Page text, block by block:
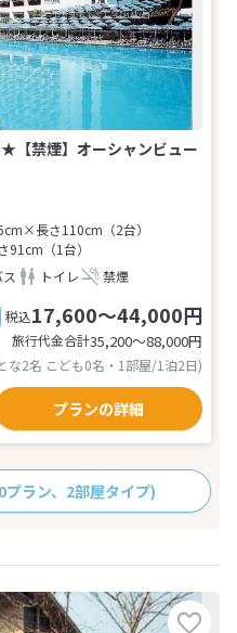
【禁煙】オーシャンビュー
長さ110cm（2台）
91cm（1台）
トイレ 禁煙
税込17,600～44,000円
旅行代金合計35,200〜88,000円
な2名 こども0名・1部屋/1泊2日)
プランの詳細
プラン、2部屋タイプ)